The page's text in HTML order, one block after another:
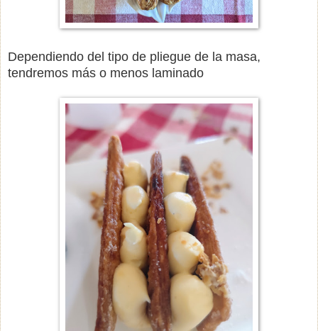
Dependiendo del tipo de pliegue de la masa,
tendremos más o menos laminado